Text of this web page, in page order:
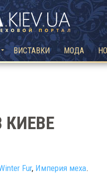
ВИСТАВКИ МОДА
Fur, Империя меха.